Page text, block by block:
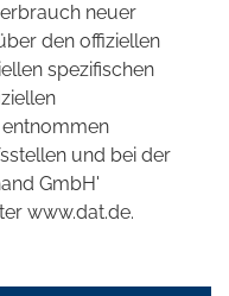
neuer
den offiziellen
spezifischen
und bei der
GmbH'
www.dat.de.